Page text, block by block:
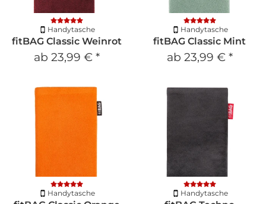
Handytasche
fitBAG Classic Weinrot
ab 23,99 € *
Handytasche
fitBAG Classic Mint
ab 23,99 € *
Handytasche Handytasche